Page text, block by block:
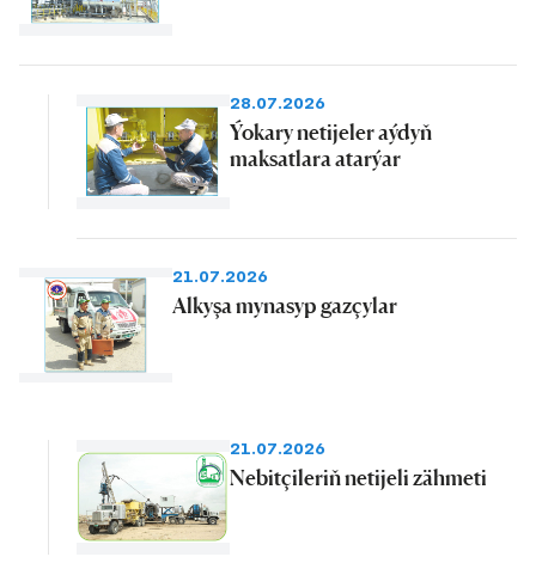
28.07.2026
Ýokary netijeler aýdyň
maksatlara atarýar
21.07.2026
Alkyşa mynasyp gazçylar
21.07.2026
Nebitçileriň netijeli zähmeti